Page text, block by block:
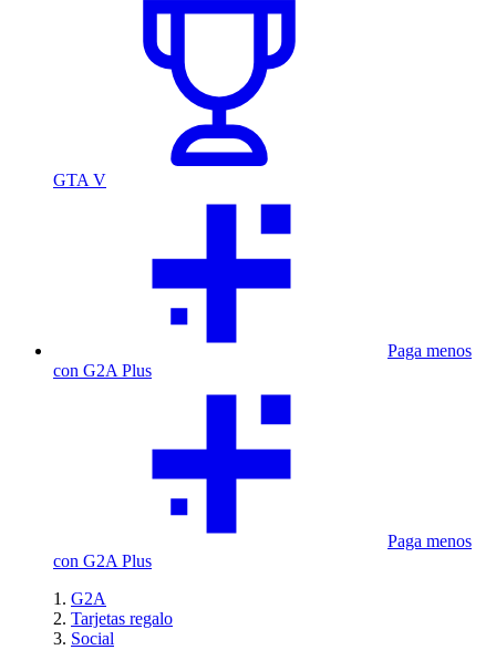
GTA V
Paga menos
con G2A Plus
Paga menos
con G2A Plus
G2A
Tarjetas regalo
Social